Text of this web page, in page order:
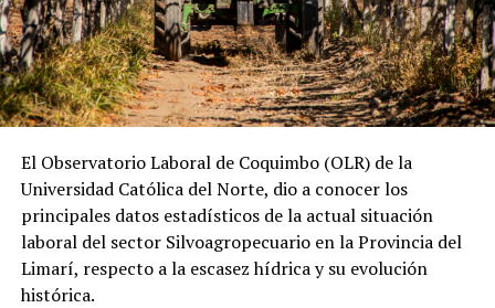
El Observatorio Laboral de Coquimbo (OLR) de la
Universidad Católica del Norte, dio a conocer los
principales datos estadísticos de la actual situación
laboral del sector Silvoagropecuario en la Provincia del
Limarí, respecto a la escasez hídrica y su evolución
histórica.